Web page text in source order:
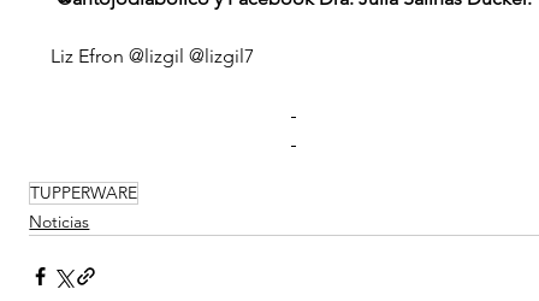
Liz Efron @lizgil @lizgil7
TUPPERWARE
Noticias